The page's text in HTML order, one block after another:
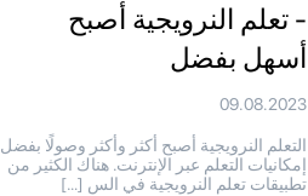
- تعلم النرويجية أصبح
أسهل بفضل
09.08.2023
التعلم النرويجية أصبح أكثر وأكثر وصولًا بفضل
إمكانيات التعلم عبر الإنترنت. هناك الكثير من
تطبيقات تعلم النرويجية في الس […]